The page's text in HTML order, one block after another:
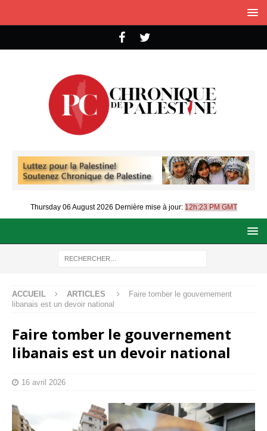
Thursday 06 August 2026 Dernière mise à jour: 12h:23 PM GMT
ACCUEIL ARTICLES
Faire tomber le gouvernement
libanais est un devoir national
Faire tomber le gouvernement
libanais est un devoir national
16 avril 2026